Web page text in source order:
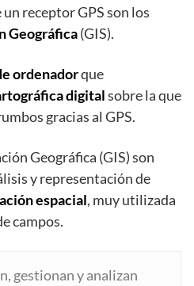
receptor GPS son los
Geográfica(GIS).
ordenadorque
digitalsobre la que
gracias al GPS.
Geográfica (GIS) son
y representación de
espacial, muy utilizada
campos.
gestionan y analizan